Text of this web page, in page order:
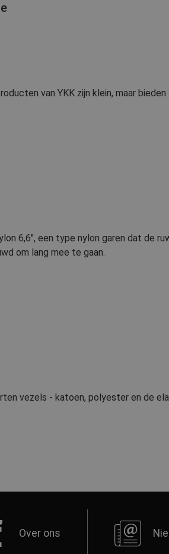
van YKK zijn klein, maar
6,6", een type nylon garen dat de
om lang mee te gaan.
vezels - katoen, polyester en de
Over ons